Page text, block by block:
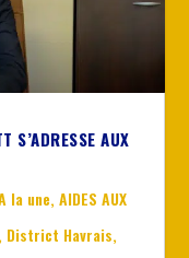
S’ADRESSE AUX
la une,AIDES AUX
, District Havrais,